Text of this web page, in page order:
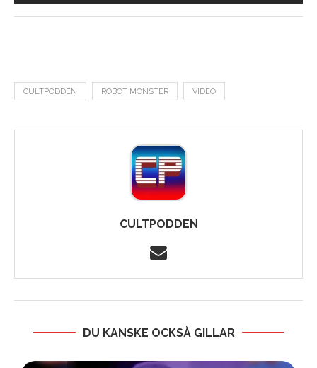
CULTPODDEN ROBOT MONSTER VIDEO
CULTPODDEN
DU KANSKE OCKSÅ GILLAR